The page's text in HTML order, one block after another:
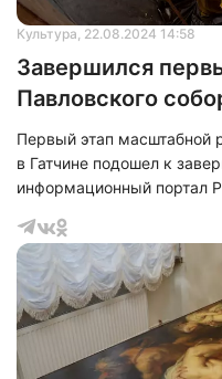
Культура, 22.08.2024 14:58
Завершился
Павловского
Первый этап масштабной
в Гатчине подошел к
информационный портал
вернуть храму-
Четыре года кропотливой
фасады кафедрального
придав им былой